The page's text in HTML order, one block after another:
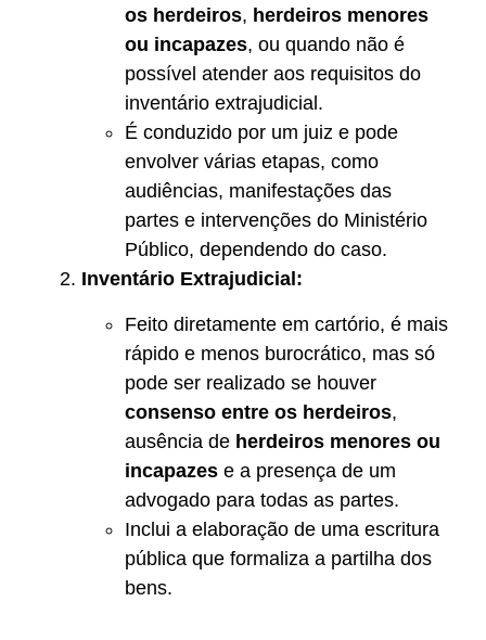
os herdeiros, herdeiros menores
ou incapazes, ou quando não é
possível atender aos requisitos do
inventário extrajudicial.
É conduzido por um juiz e pode
envolver várias etapas, como
audiências, manifestações das
partes e intervenções do Ministério
Público, dependendo do caso.
Inventário Extrajudicial:
Feito diretamente em cartório, é mais
rápido e menos burocrático, mas só
pode ser realizado se houver
consenso entre os herdeiros,
ausência de herdeiros menores ou
incapazes e a presença de um
advogado para todas as partes.
Inclui a elaboração de uma escritura
pública que formaliza a partilha dos
bens.